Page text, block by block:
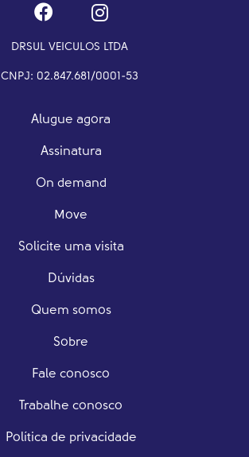
DRSUL VEICULOS LTDA
CNPJ: 02.847.681/0001-53
Alugue agora
Assinatura
On demand
Move
Solicite uma visita
Dúvidas
Quem somos
Sobre
Fale conosco
Trabalhe conosco
Política de privacidade